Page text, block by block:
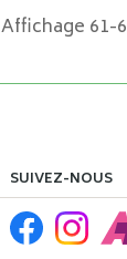
Affichage 61-
SUIVEZ-NOUS